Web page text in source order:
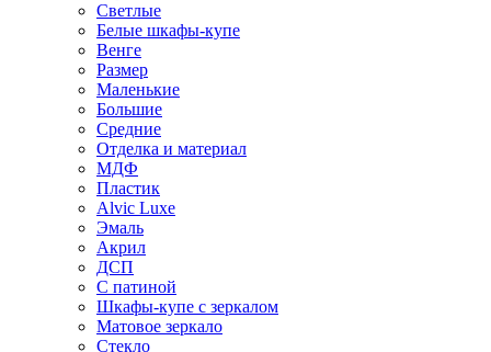
Светлые
Белые шкафы-купе
Венге
Размер
Маленькие
Большие
Средние
Отделка и материал
МДФ
Пластик
Alvic Luxe
Эмаль
Акрил
ДСП
С патиной
Шкафы-купе с зеркалом
Матовое зеркало
Стекло